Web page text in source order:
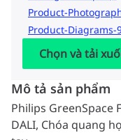
Product-
Product-Diagrams-
Chọn và tải
Mô tả sản phẩm
Philips GreenSpace
DALI, Chóa quang